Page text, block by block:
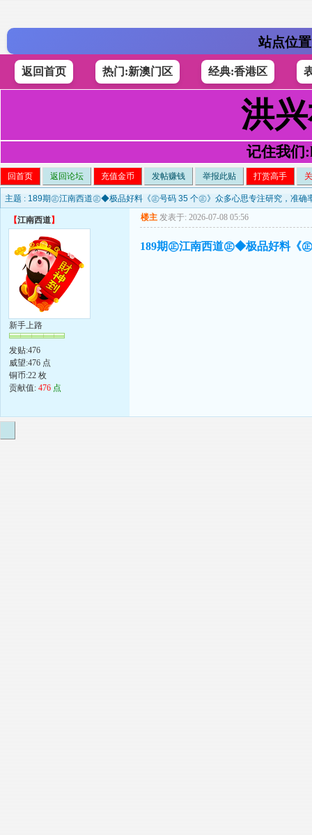
站点位
返回首页 热门:新澳门区 经典:香港区
洪
记住我们
回首页 返回论坛 充值金币 发帖赚钱 举报此贴 打赏高手
主题 : 189期㊣江南西道㊣◆极品好料《㊣号码 35 个㊣》众多心思专注研究，准确
【江南西道】
新手上路
发贴:476
威望:476 点
铜币:22 枚
贡献值: 476 点
楼主 发表于: 2026-07-08 05:56
189期㊣江南西道㊣◆极品好料《